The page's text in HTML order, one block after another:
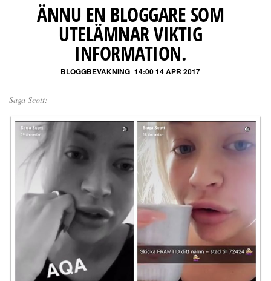
ÄNNU EN BLOGGARE SOM
UTELÄMNAR VIKTIG
INFORMATION.
BLOGGBEVAKNING 14:00 14 APR 2017
Saga Scott: